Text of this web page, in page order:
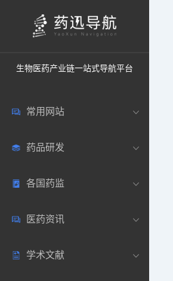
生物医药产业链一站式导航平台
常用网站
中国常用
药圈资讯
邮箱登录
药典网站
药品研发
药研数据库
药品说明书
药物临床
各国药监
中国
美国
医药资讯
医药新闻
学术文献